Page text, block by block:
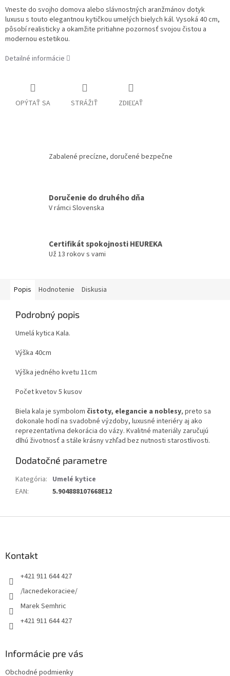
Vneste do svojho domova alebo slávnostných aranžmánov dotyk
luxusu s touto elegantnou kytičkou umelých bielych kál. Vysoká 40 cm,
pôsobí realisticky a okamžite pritiahne pozornosť svojou čistou a
modernou estetikou.
Detailné informácie
OPÝTAŤ SA STRÁŽIŤ ZDIEĽAŤ
Zabalené precízne, doručené bezpečne
Doručenie do druhého dňa
V rámci Slovenska
Certifikát spokojnosti HEUREKA
Už 13 rokov s vami
Popis Hodnotenie Diskusia
Podrobný popis
Umelá kytica Kala.
Výška 40cm
Výška jedného kvetu 11cm
Počet kvetov 5 kusov
Biela kala je symbolom čistoty, elegancie a noblesy, preto sa
dokonale hodí na svadobné výzdoby, luxusné interiéry aj ako
reprezentatívna dekorácia do vázy. Kvalitné materiály zaručujú
dlhú životnosť a stále krásny vzhľad bez nutnosti starostlivosti.
Dodatočné parametre
Kategória: Umelé kytice
EAN: 5.904888107668E12
Kontakt
+421 911 644 427
/lacnedekoraciee/
Marek Semhric
+421 911 644 427
Informácie pre vás
Obchodné podmienky